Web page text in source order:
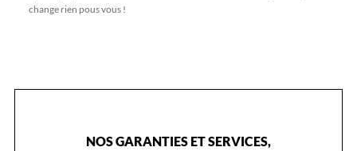
change rien pous vous !
NOS GARANTIES ET SERVICES,